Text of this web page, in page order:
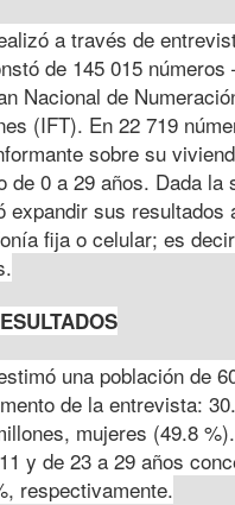
a través de
de 145 015
Nacional de
(IFT). En 22 719
sobre su
de 0 a 29 años. Dada
expandir sus resultados
fija o celular; es
una población de
de la entrevista:
mujeres (49.8
y de 23 a 29 años
respectivamente.